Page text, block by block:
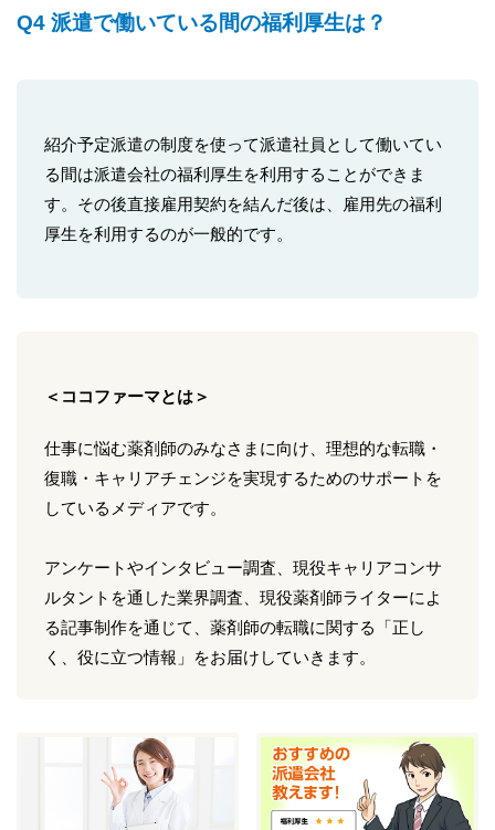
Q4 派遣で働いている間の福利厚生は？
紹介予定派遣の制度を使って派遣社員として働いてい
る間は派遣会社の福利厚生を利用することができま
す。その後直接雇用契約を結んだ後は、雇用先の福利
厚生を利用するのが一般的です。
＜ココファーマとは＞
仕事に悩む薬剤師のみなさまに向け、理想的な転職・
復職・キャリアチェンジを実現するためのサポートを
しているメディアです。
アンケートやインタビュー調査、現役キャリアコンサ
ルタントを通した業界調査、現役薬剤師ライターによ
る記事制作を通じて、薬剤師の転職に関する「正し
く、役に立つ情報」をお届けしていきます。